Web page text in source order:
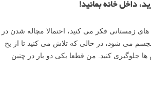
داخل خانه بمانید!
زمستانی فکر می کنید، احتمالا مچاله شدن در
می شود، در حالی که تلاش می کنید تا از یخ
جلوگیری کنید. من قطعا یکی دو بار در چنین